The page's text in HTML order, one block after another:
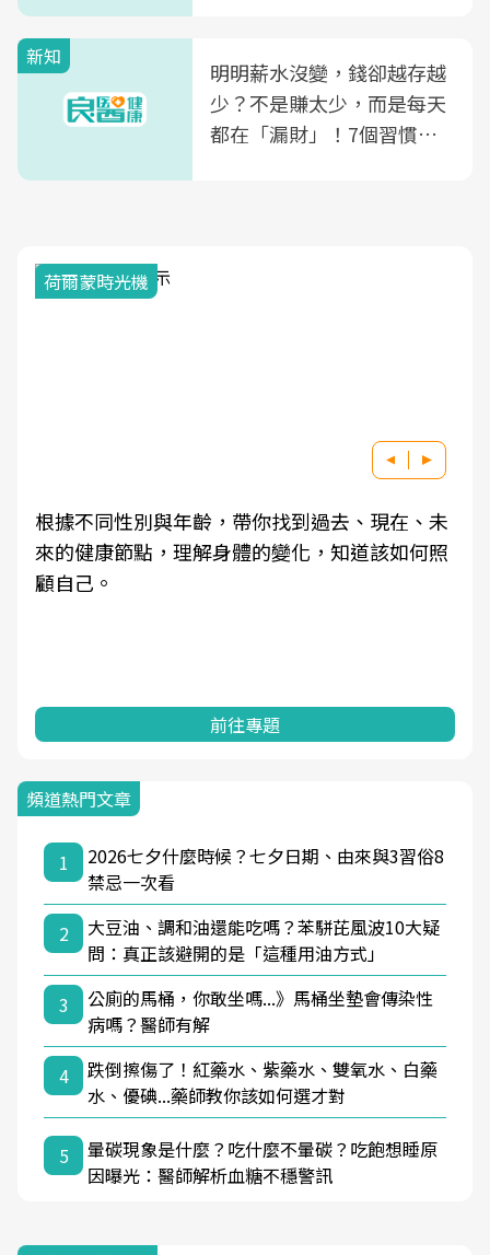
新知
明明薪水沒變，錢卻越存越
少？不是賺太少，而是每天
都在「漏財」！7個習慣一
荷爾蒙時光機
根據不同性別與年齡，帶你找到過去、現在、未
來的健康節點，理解身體的變化，知道該如何照
顧自己。
前往專題
頻道熱門文章
1
2026七夕什麼時候？七夕日期、由來與3習俗8
禁忌一次看
2
大豆油、調和油還能吃嗎？苯駢芘風波10大疑
問：真正該避開的是「這種用油方式」
3
公廁的馬桶，你敢坐嗎...》馬桶坐墊會傳染性
病嗎？醫師有解
4
跌倒擦傷了！紅藥水、紫藥水、雙氧水、白藥
水、優碘...藥師教你該如何選才對
5
暈碳現象是什麼？吃什麼不暈碳？吃飽想睡原
因曝光：醫師解析血糖不穩警訊